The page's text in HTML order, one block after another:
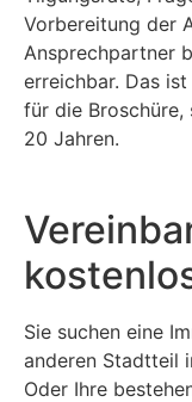
Vorbereitung der
Ansprechpartner
erreichbar. Das
für die Broschüre,
20 Jahren.
Sie suchen eine
anderen Stadtteil
Oder Ihre